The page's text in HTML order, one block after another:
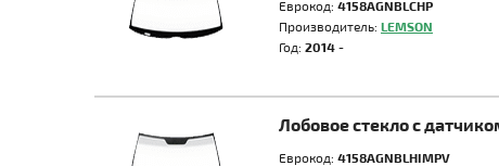
Еврокод: 4158AGNBLCHP
Производитель: LEMSON
Год: 2014 -
Лобовое стекло с
Еврокод: 4158AGNBLHIMPV